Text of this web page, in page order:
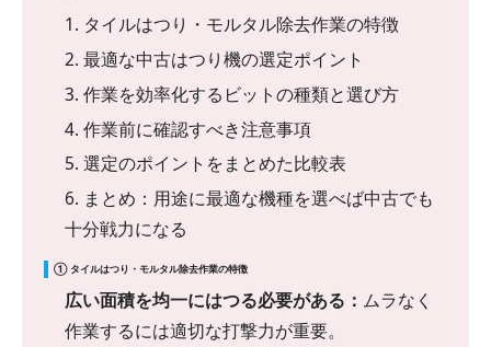
1. タイルはつり・モルタル除去作業の特徴
2. 最適な中古はつり機の選定ポイント
3. 作業を効率化するビットの種類と選び方
4. 作業前に確認すべき注意事項
5. 選定のポイントをまとめた比較表
6. まとめ：用途に最適な機種を選べば中古でも
十分戦力になる
① タイルはつり・モルタル除去作業の特徴
広い面積を均一にはつる必要がある： ムラなく
作業するには適切な打撃力が重要。